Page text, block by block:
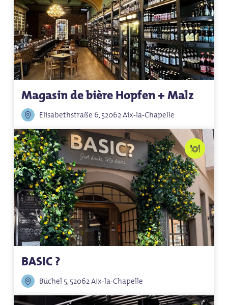
Magasin de bière Hopfen + Malz
Elisabethstraße 6, 52062 Aix-la-Chapelle
BASIC ?
Büchel 5, 52062 Aix-la-Chapelle